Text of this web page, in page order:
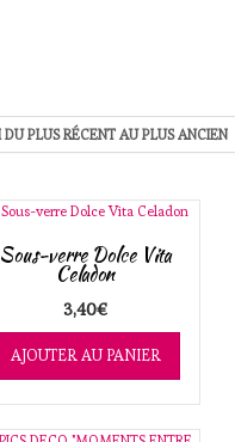
Sous-verre Dolce Vita
Celadon
3,40€
AJOUTER AU PANIER